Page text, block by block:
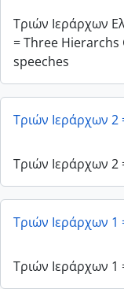
Τριών Ιεράρχων
= Three
speeches
Τριών Ιεράρχων
Τριών Ιεράρχων
Τριών Ιεράρχων
Τριών Ιεράρχων